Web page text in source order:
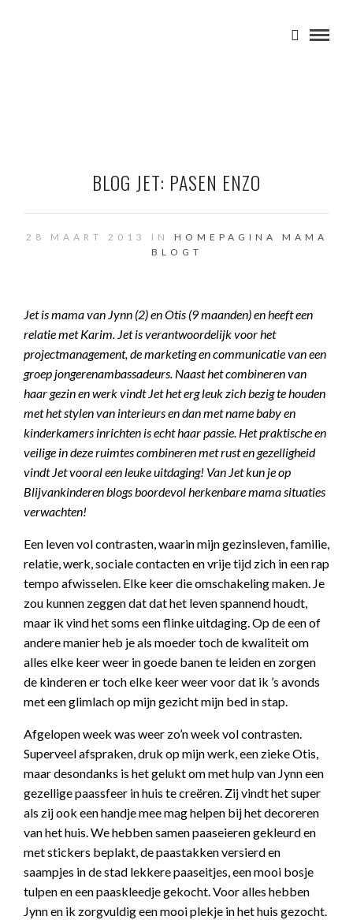
BLOG JET: PASEN ENZO
28 MAART 2013 IN HOMEPAGINA
MAMA
BLOGT
Jet is mama van Jynn (2) en Otis (9 maanden) en heeft een
relatie met Karim. Jet is verantwoordelijk voor het
projectmanagement, de marketing en communicatie van een
groep jongerenambassadeurs. Naast het combineren van
haar gezin en werk vindt Jet het erg leuk zich bezig te houden
met het stylen van interieurs en dan met name baby en
kinderkamers inrichten is echt haar passie. Het praktische en
veilige in deze ruimtes combineren met rust en gezelligheid
vindt Jet vooral een leuke uitdaging! Van Jet kun je op
Blijvankinderen blogs boordevol herkenbare mama situaties
verwachten!
Een leven vol contrasten, waarin mijn gezinsleven, familie,
relatie, werk, sociale contacten en vrije tijd zich in een rap
tempo afwisselen. Elke keer die omschakeling maken. Je
zou kunnen zeggen dat dat het leven spannend houdt,
maar ik vind het soms een flinke uitdaging. Op de een of
andere manier heb je als moeder toch de kwaliteit om
alles elke keer weer in goede banen te leiden en zorgen
de kinderen er toch elke keer weer voor dat ik ’s avonds
met een glimlach op mijn gezicht mijn bed in stap.
Afgelopen week was weer zo’n week vol contrasten.
Superveel afspraken, druk op mijn werk, een zieke Otis,
maar desondanks is het gelukt om met hulp van Jynn een
gezellige paassfeer in huis te creëren. Zij vindt het super
als zij ook een handje mee mag helpen bij het decoreren
van het huis. We hebben samen paaseieren gekleurd en
met stickers beplakt, de paastakken versierd en
saampjes in de stad lekkere paaseitjes, een mooi bosje
tulpen en een paaskleedje gekocht. Voor alles hebben
Jynn en ik zorgvuldig een mooi plekje in het huis gezocht.